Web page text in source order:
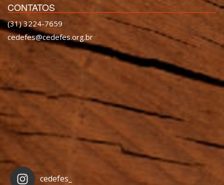
CONTATOS
(31) 3224-7659
cedefes@cedefes.org.br
cedefes_